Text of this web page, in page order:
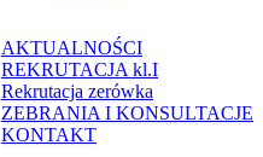
AKTUALNOŚCI
REKRUTACJA kl.I
Rekrutacja zerówka
ZEBRANIA I KONSULTACJE
KONTAKT